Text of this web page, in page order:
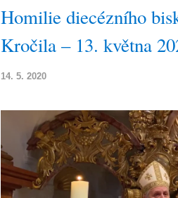
Homilie diecézního
Kročila – 13. května
14. 5. 2020